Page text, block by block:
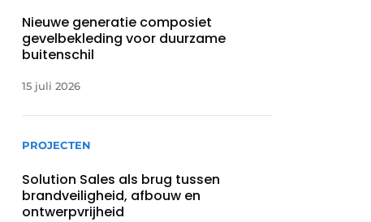
Nieuwe generatie composiet
gevelbekleding voor duurzame
buitenschil
15 juli 2026
PROJECTEN
Solution Sales als brug tussen
brandveiligheid, afbouw en
ontwerpvrijheid